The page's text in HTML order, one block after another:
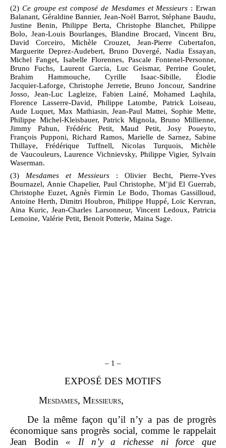
(2) Ce groupe est composé de Mesdames et Messieurs : Erwan
Balanant, Géraldine Bannier, Jean‑Noël Barrot, Stéphane Baudu,
Justine Benin, Philippe Berta, Christophe Blanchet, Philippe
Bolo, Jean‑Louis Bourlanges, Blandine Brocard, Vincent Bru,
David Corceiro, Michèle Crouzet, Jean‑Pierre Cubertafon,
Marguerite Deprez‑Audebert, Bruno Duvergé, Nadia Essayan,
Michel Fanget, Isabelle Florennes, Pascale Fontenel‑Personne,
Bruno Fuchs, Laurent Garcia, Luc Geismar, Perrine Goulet,
Brahim Hammouche, Cyrille Isaac‑Sibille, Élodie
Jacquier‑Laforge, Christophe Jerretie, Bruno Joncour, Sandrine
Josso, Jean‑Luc Lagleize, Fabien Lainé, Mohamed Laqhila,
Florence Lasserre‑David, Philippe Latombe, Patrick Loiseau,
Aude Luquet, Max Mathiasin, Jean‑Paul Mattei, Sophie Mette,
Philippe Michel‑Kleisbauer, Patrick Mignola, Bruno Millienne,
Jimmy Pahun, Frédéric Petit, Maud Petit, Josy Poueyto,
François Pupponi, Richard Ramos, Marielle de Sarnez, Sabine
Thillaye, Frédérique Tuffnell, Nicolas Turquois, Michèle
de Vaucouleurs, Laurence Vichnievsky, Philippe Vigier, Sylvain
Waserman.
(3) Mesdames et Messieurs : Olivier Becht, Pierre‑Yves
Bournazel, Annie Chapelier, Paul Christophe, M’jid El Guerrab,
Christophe Euzet, Agnès Firmin Le Bodo, Thomas Gassilloud,
Antoine Herth, Dimitri Houbron, Philippe Huppé, Loïc Kervran,
Aina Kuric, Jean‑Charles Larsonneur, Vincent Ledoux, Patricia
Lemoine, Valérie Petit, Benoit Potterie, Maina Sage.
– 1 –
EXPOSÉ DES MOTIFS
Mesdames, Messieurs,
De la même façon qu’il n’y a pas de progrès
économique sans progrès social, comme le rappelait
Jean Bodin «
Il n’y a richesse ni force que